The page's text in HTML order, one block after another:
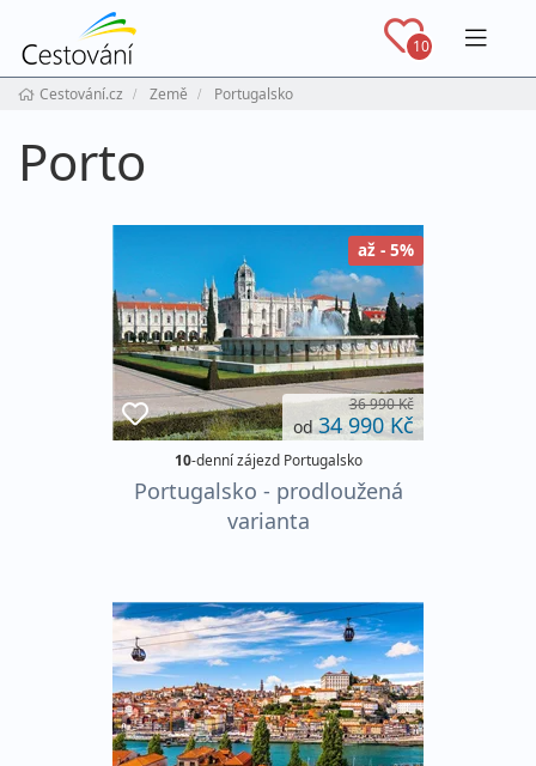
10
Cestování.cz Země Portugalsko
Porto
až - 5%
36 990 Kč
od34 990 Kč
10-denní zájezd Portugalsko
Portugalsko - prodloužená
varianta